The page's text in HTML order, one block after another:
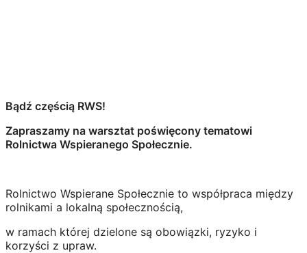
Bądź częścią RWS!
Zapraszamy na warsztat poświęcony tematowi
Rolnictwa Wspieranego Społecznie.
Rolnictwo Wspierane Społecznie to współpraca między
rolnikami a lokalną społecznością,
w ramach której dzielone są obowiązki, ryzyko i
korzyści z upraw.